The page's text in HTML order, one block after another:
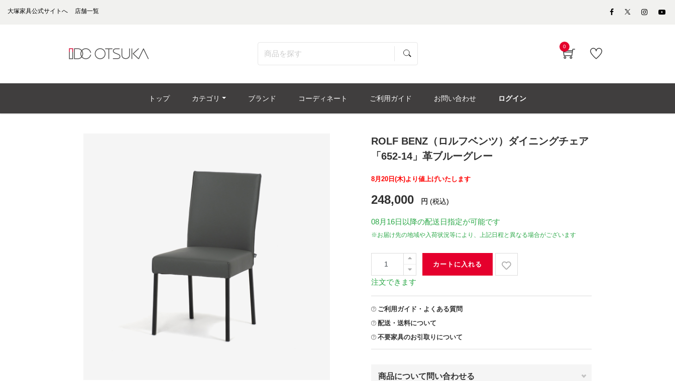
大塚家具公式サイトへ 店舗一覧
0
トップ カテゴリ ブランド コーディネート ご利用ガイド お問い合わせ ログイン
ROLF BENZ（ロルフベンツ）ダイニングチェア
「652-14」革ブルーグレー
8月20日(木)より値上げいたします
248,000 円 (税込)
08月16日 以降の配送日指定が可能です
※お届け先の地域や入荷状況等により、上記日程と異なる場合がございます
カートに入れる
注文できます
ご利用ガイド・よくある質問
配送・送料について
不要家具のお引取りについて
商品について問い合わせる